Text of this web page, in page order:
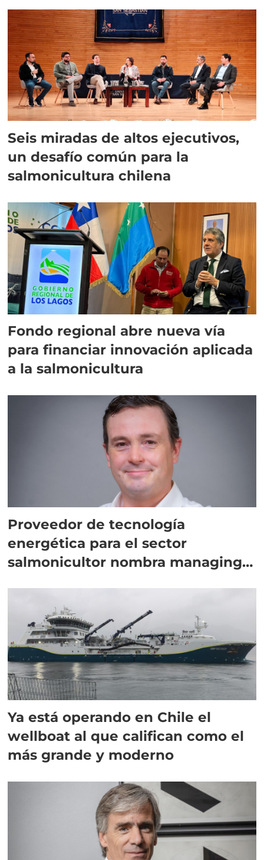
Seis miradas de altos ejecutivos,
un desafío común para la
salmonicultura chilena
Fondo regional abre nueva vía
para financiar innovación aplicada
a la salmonicultura
Proveedor de tecnología
energética para el sector
salmonicultor nombra managing
Ya está operando en Chile el
wellboat al que califican como el
más grande y moderno